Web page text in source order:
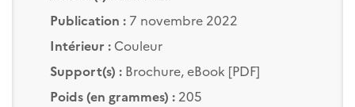
Publication :7 novembre 2022
Intérieur :Couleur
Support(s) :Brochure, eBook [PDF]
Poids (en grammes) :205